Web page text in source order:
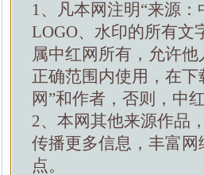
1、凡本网注明“来源
LOGO、水印的所有文
属中红网所有，允许
正确范围内使用，在
网”和作者，否则，中
2、本网其他来源作品
传播更多信息，丰富
点。